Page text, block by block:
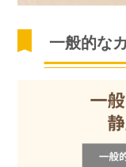
一般的な